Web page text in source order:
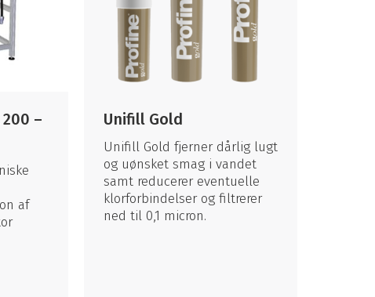
200 –
af
Unifill Gold
Unifill Gold fjerner dårlig lugt
og uønsket smag i vandet
samt reducerer eventuelle
klorforbindelser og filtrerer
ned til 0,1 micron.